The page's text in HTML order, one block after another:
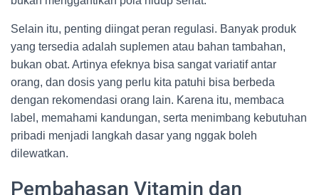
Selain itu, penting diingat peran regulasi. Banyak produk
yang tersedia adalah suplemen atau bahan tambahan,
bukan obat. Artinya efeknya bisa sangat variatif antar
orang, dan dosis yang perlu kita patuhi bisa berbeda
dengan rekomendasi orang lain. Karena itu, membaca
label, memahami kandungan, serta menimbang kebutuhan
pribadi menjadi langkah dasar yang nggak boleh
dilewatkan.
Pembahasan Vitamin dan